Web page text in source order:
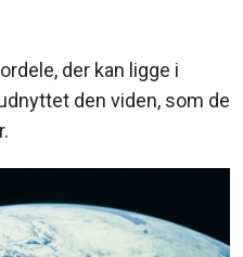
der kan ligge i
den viden, som de